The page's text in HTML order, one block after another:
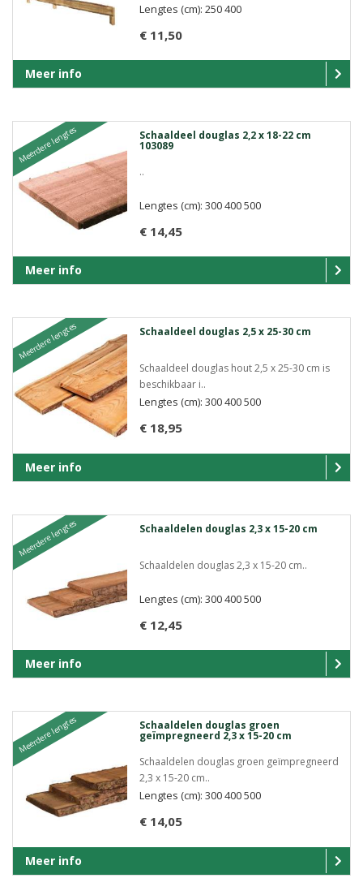
€ 11,50
Lengtes (cm): 250 400
Meer info
Meerdere lengtes Schaaldeel douglas 2,2 x 18-22 cm
103089
..
€ 14,45
Lengtes (cm): 300 400 500
Meer info
Meerdere lengtes Schaaldeel douglas 2,5 x 25-30 cm
Schaaldeel douglas hout 2,5 x 25-30 cm is
beschikbaar i..
€ 18,95
Lengtes (cm): 300 400 500
Meer info
Meerdere lengtes Schaaldelen douglas 2,3 x 15-20 cm
Schaaldelen douglas 2,3 x 15-20 cm..
€ 12,45
Lengtes (cm): 300 400 500
Meer info
Meerdere lengtes Schaaldelen douglas groen
geïmpregneerd 2,3 x 15-20 cm
Schaaldelen douglas groen geïmpregneerd
2,3 x 15-20 cm..
€ 14,05
Lengtes (cm): 300 400 500
Meer info